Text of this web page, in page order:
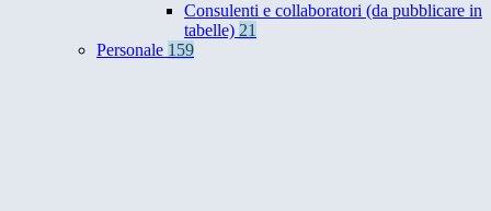
Consulenti e collaboratori (da pubblicare in
tabelle) 21
Personale 159